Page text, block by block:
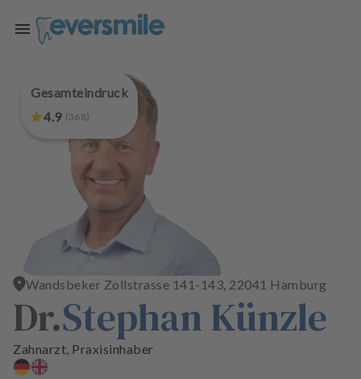
Wandsbeker Zollstrasse 141-143, 22041 Hamburg
Dr.Stephan Künzle
Zahnarzt, Praxisinhaber
Gesamteindruck
4.9 (368)